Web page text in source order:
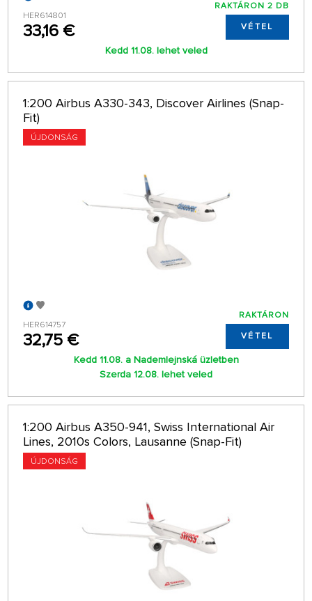
HER614801
33,16 €
RAKTÁRON 2 DB
VÉTEL
Kedd 11.08. lehet veled
1:200 Airbus A330-343, Discover Airlines (Snap-
Fit)
ÚJDONSÁG
HER614757
32,75 €
RAKTÁRON
VÉTEL
Kedd 11.08. a Nademlejnská üzletben
Szerda 12.08. lehet veled
1:200 Airbus A350-941, Swiss International Air
Lines, 2010s Colors, Lausanne (Snap-Fit)
ÚJDONSÁG